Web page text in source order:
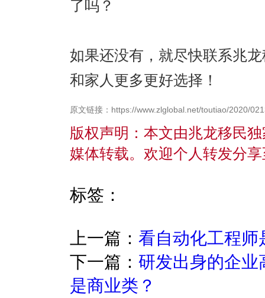
了吗？
如果还没有，就尽快联系兆
和家人更多更好选择！
原文链接：https://www.zlglobal.net/toutiao/2020/
版权声明：本文由兆龙移民
媒体转载。欢迎个人转发分
标签：
上一篇： 看自动化工程师
下一篇： 研发出身的企业
是商业类？